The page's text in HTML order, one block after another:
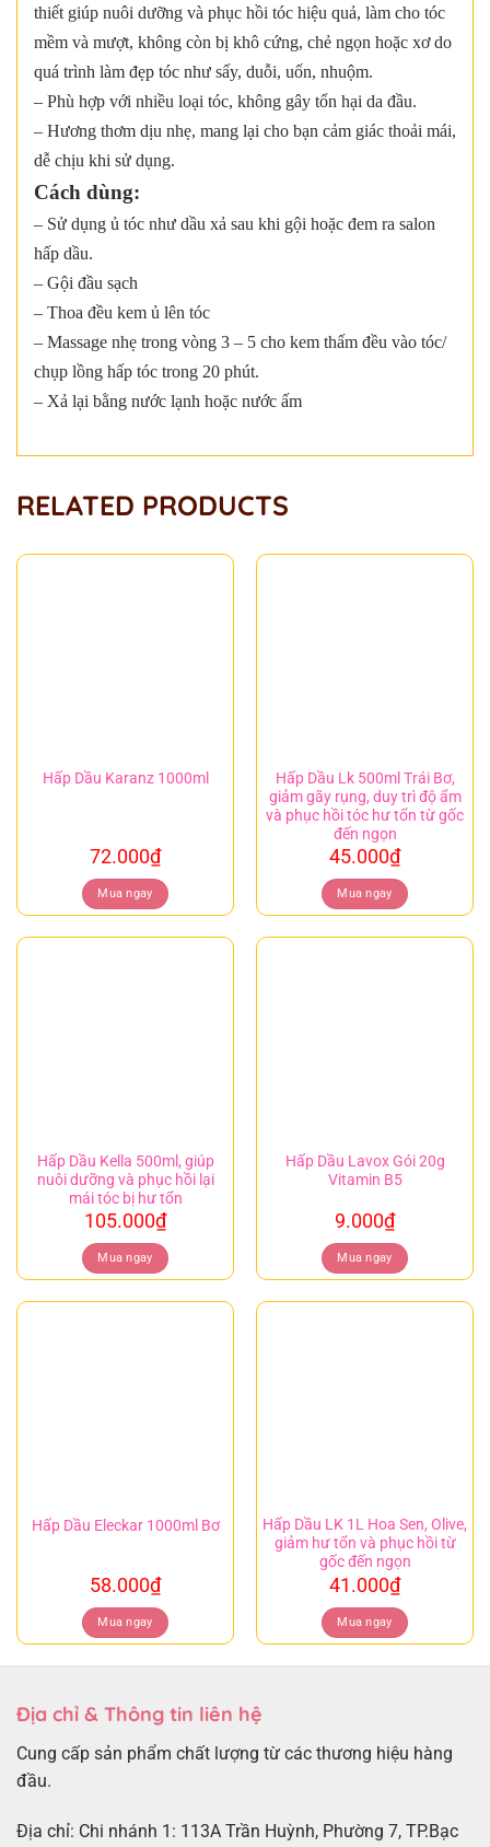
thiết giúp nuôi dưỡng và phục hồi tóc hiệu quả, làm cho tóc
mềm và mượt, không còn bị khô cứng, chẻ ngọn hoặc xơ do
quá trình làm đẹp tóc như sấy, duỗi, uốn, nhuộm.
– Phù hợp với nhiều loại tóc, không gây tổn hại da đầu.
– Hương thơm dịu nhẹ, mang lại cho bạn cảm giác thoải mái,
dễ chịu khi sử dụng.
Cách dùng:
– Sử dụng ủ tóc như dầu xả sau khi gội hoặc đem ra salon
hấp dầu.
– Gội đầu sạch
– Thoa đều kem ủ lên tóc
– Massage nhẹ trong vòng 3 – 5 cho kem thấm đều vào tóc/
chụp lồng hấp tóc trong 20 phút.
– Xả lại bằng nước lạnh hoặc nước ấm
RELATED PRODUCTS
Hấp Dầu Karanz 1000ml
72.000₫
Mua ngay
Hấp Dầu Lk 500ml Trái Bơ,
giảm gãy rụng, duy trì độ ẩm
và phục hồi tóc hư tổn từ gốc
đến ngọn
45.000₫
Mua ngay
Hấp Dầu Kella 500ml, giúp
nuôi dưỡng và phục hồi lại
mái tóc bị hư tổn
105.000₫
Mua ngay
Hấp Dầu Lavox Gói 20g
Vitamin B5
9.000₫
Mua ngay
Hấp Dầu Eleckar 1000ml Bơ
58.000₫
Mua ngay
Hấp Dầu LK 1L Hoa Sen, Olive,
giảm hư tổn và phục hồi từ
gốc đến ngọn
41.000₫
Mua ngay
Địa chỉ & Thông tin liên hệ
Cung cấp sản phẩm chất lượng từ các thương hiệu hàng
đầu.
Địa chỉ: Chi nhánh 1: 113A Trần Huỳnh, Phường 7, TP.Bạc